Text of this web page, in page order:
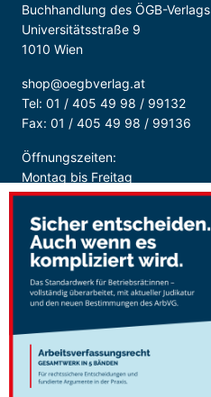
Buchhandlung des ÖGB-Verlags
Universitätsstraße 9
1010 Wien
shop@oegbverlag.at
Tel: 01 / 405 49 98 / 99132
Fax: 01 / 405 49 98 / 99136
Öffnungszeiten:
Montag bis Freitag
9:00 - 18:00 Uhr
durchgehend
Sicher Bezahlen: